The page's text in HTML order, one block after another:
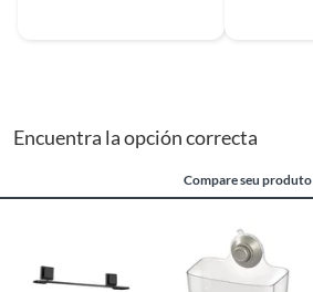
Encuentra la opción correcta
Compare seu produto